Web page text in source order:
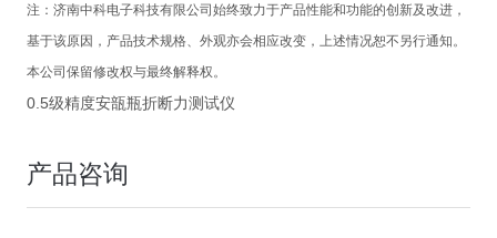
注： 济南中科电子科技有限公司 始终致力于产品性能和功能的创新及改进，
基于该原因，产品技术规格、外观亦会相应改变，上述情况恕不另行通知。
本公司保留修改权与最终解释权。
0.5级精度安瓿瓶折断力测试仪
产品咨询